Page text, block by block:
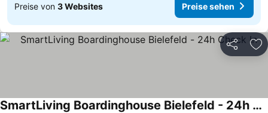
Preise von 3 Websites Preise sehen
Teilen
SmartLiving Boardinghouse Bielefeld - 24h Check In